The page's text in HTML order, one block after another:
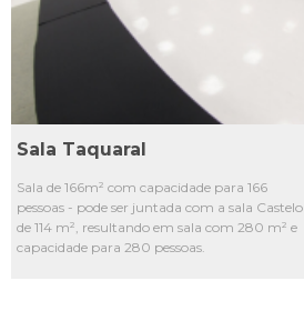
Sala Taquaral
Sala de 166m² com capacidade para 166
pessoas - pode ser juntada com a sala Castelo
de 114 m², resultando em sala com 280 m² e
capacidade para 280 pessoas.